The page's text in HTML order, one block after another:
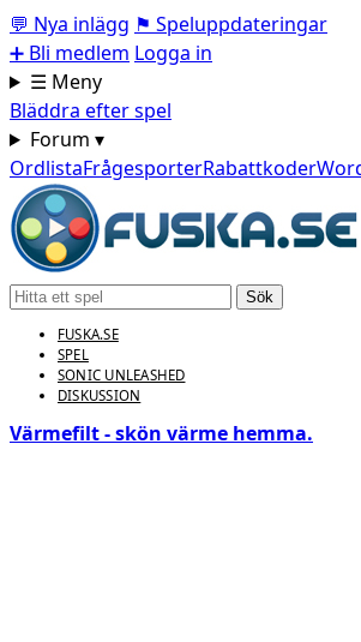
💬 Nya inlägg ⚑ Speluppdateringar
➕ Bli medlem Logga in
☰ Meny
Bläddra efter spel
Forum ▾
OrdlistaFrågesporterRabattkoder
Sök
FUSKA.SE
SPEL
SONIC UNLEASHED
DISKUSSION
Värmefilt - skön värme hemma.